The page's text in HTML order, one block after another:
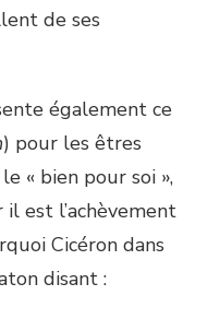
de ses
également ce
) pour les êtres
« bien pour soi »,
est l’achèvement
Cicéron dans
disant :